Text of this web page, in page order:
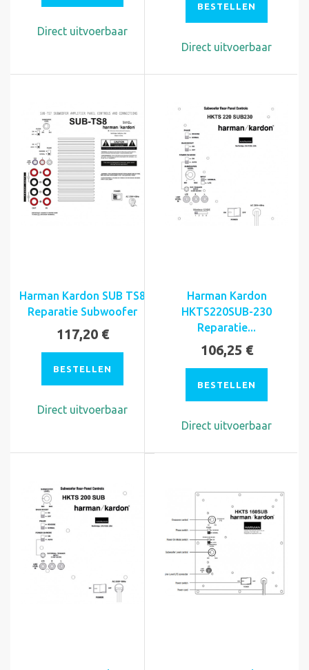
Direct uitvoerbaar
BESTELLEN
Direct uitvoerbaar
Harman Kardon SUB TS8
Reparatie Subwoofer
117,20 €
BESTELLEN
Direct uitvoerbaar
Harman Kardon
HKTS220SUB-230
Reparatie...
106,25 €
BESTELLEN
Direct uitvoerbaar